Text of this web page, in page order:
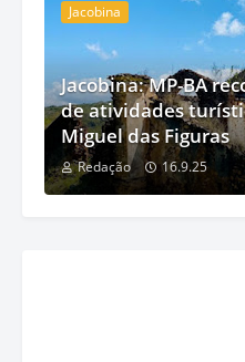
Jacobina
Jacobina: MP-BA
de atividades
Miguel das Figuras
Redação 16.9.25